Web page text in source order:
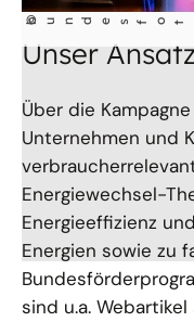
© bundesfoto/Chr
ist
ina Czyb i
Unser Ansatz
Über die
Unternehmen und
Energiewechsel-
Energieeffizienz
Energien sowie zu
sind u.a.